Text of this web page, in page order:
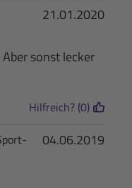
21.01.2020
sonst lecker
Hilfreich? (0)
04.06.2019